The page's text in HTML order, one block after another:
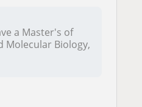
a Master's of
Molecular Biology,